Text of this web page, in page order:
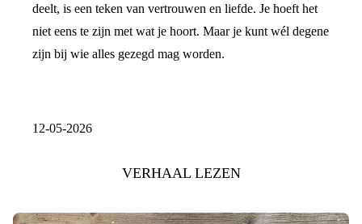
deelt, is een teken van vertrouwen en liefde. Je hoeft het
niet eens te zijn met wat je hoort. Maar je kunt wél degene
zijn bij wie alles gezegd mag worden.
12-05-2026
VERHAAL LEZEN